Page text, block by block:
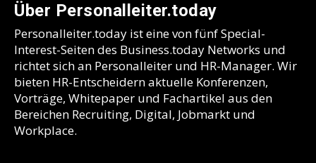
Über Personalleiter.today
Personalleiter.today ist eine von fünf Special-
Interest-Seiten des Business.today Networks und
richtet sich an Personalleiter und HR-Manager. Wir
bieten HR-Entscheidern aktuelle Konferenzen,
Vorträge, Whitepaper und Fachartikel aus den
Bereichen Recruiting, Digital, Jobmarkt und
Workplace.